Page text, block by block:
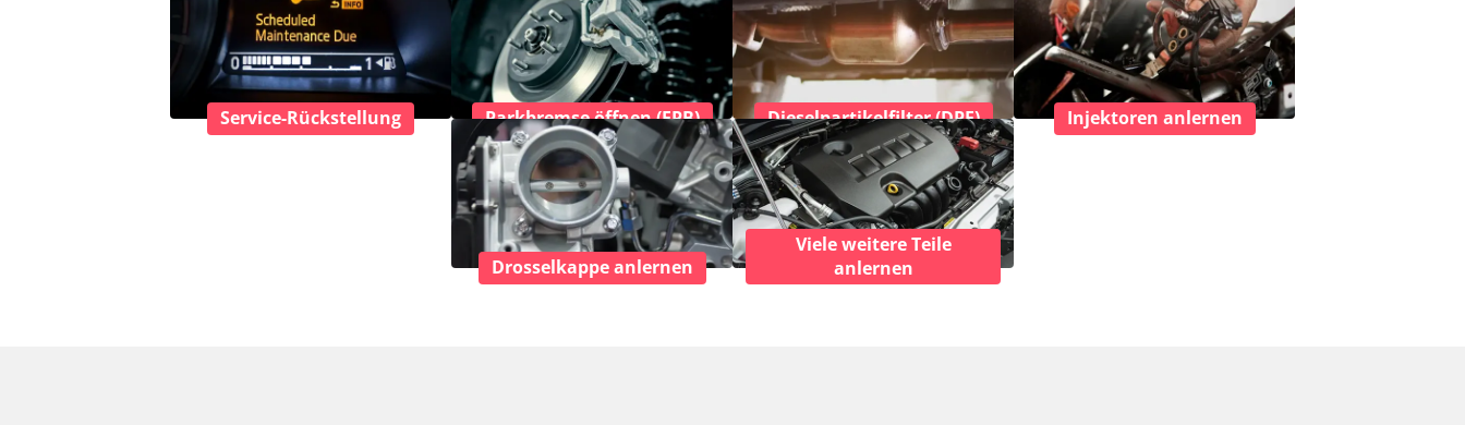
Service-Rückstellung Parkbremse öffnen (EPB) Dieselpartikelfilter (DPF) Injektoren anlernen
Drosselkappe anlernen
Viele weitere Teile
anlernen